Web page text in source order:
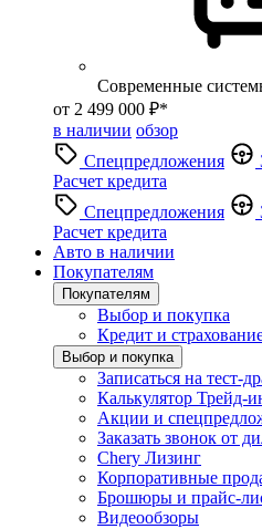
Современные
от 2 499 000 ₽*
в наличии обзор
Спецпредложения
Расчет кредита
Спецпредложения
Расчет кредита
Авто в наличии
Покупателям
Покупателям
Выбор и покупка
Кредит и
Выбор и покупка
Записаться на тест-
Калькулятор Трейд-
Акции и
Заказать звонок от
Chery Лизинг
Корпоративные
Брошюры и прайс-
Видеообзоры